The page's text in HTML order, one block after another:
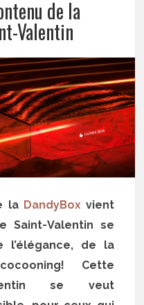
de la
Valentin
la DandyBoxvient
Saint-Valentin se
de la
Cette
se veut